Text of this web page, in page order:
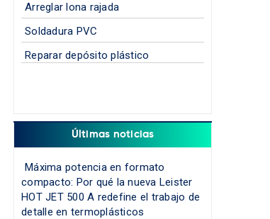
Arreglar lona rajada
Soldadura PVC
Reparar depósito plástico
Últimas noticias
Máxima potencia en formato
compacto: Por qué la nueva Leister
HOT JET 500 A redefine el trabajo de
detalle en termoplásticos